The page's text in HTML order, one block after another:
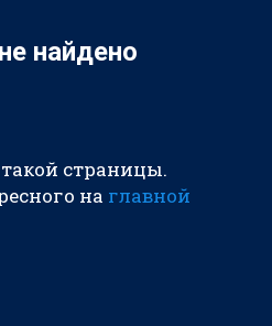
найдено
страницы.
на главной